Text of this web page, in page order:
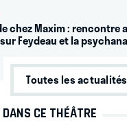
chez Maxim : rencontre
Feydeau et la
Toutes les actualités
DANS CE THÉÂTRE